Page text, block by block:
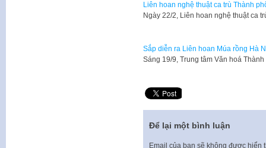
Liên hoan nghệ thuật ca trù Thành
Ngày 22/2, Liên hoan nghệ thuật ca
Sắp diễn ra Liên hoan Múa rồng Hà
Sáng 19/9, Trung tâm Văn hoá
Để lại một bình luận
Email của bạn sẽ không được hiển